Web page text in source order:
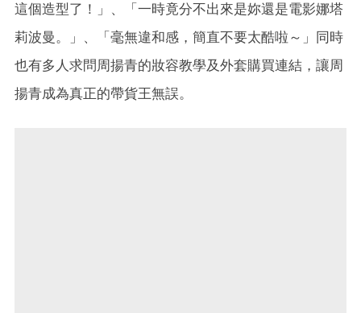
這個造型了！」、「一時竟分不出來是妳還是電影娜塔
莉波曼。」、「毫無違和感，簡直不要太酷啦～」同時
也有多人求問周揚青的妝容教學及外套購買連結，讓周
揚青成為真正的帶貨王無誤。